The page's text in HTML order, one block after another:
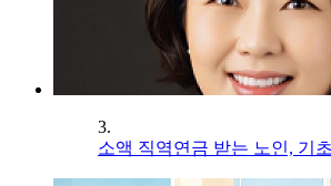
3.
소액 직역연금 받는 노인, 기